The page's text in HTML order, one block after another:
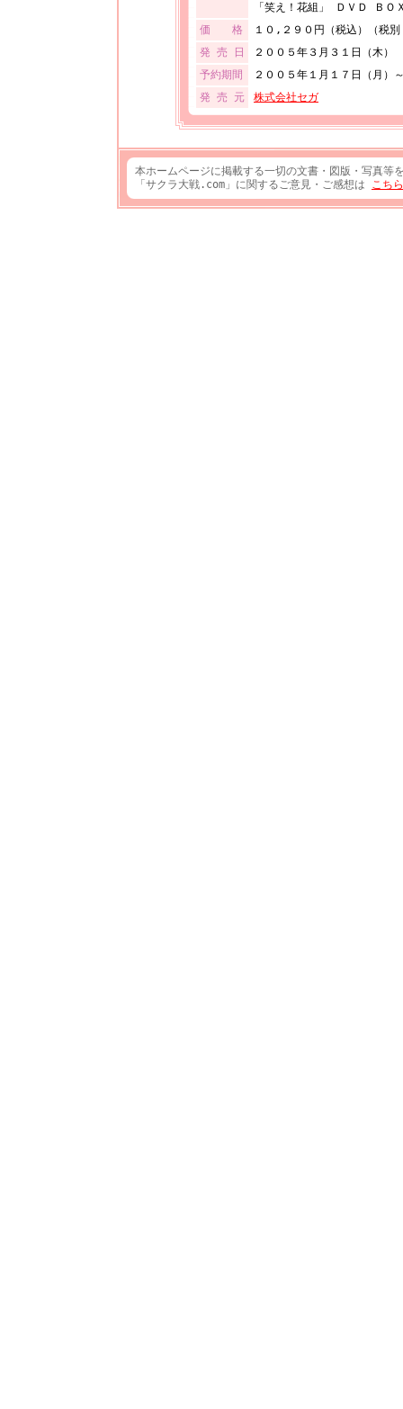
「笑え！花組」 ＤＶＤ ＢＯ
価 格
１０,２９０円（税込）（税
発 売 日
２００５年３月３１日（木）
予約期間
２００５年１月１７日（月）
発 売 元
株式会社セガ
本ホームページに掲載する一切の文書・図版・写真等
「サクラ大戦.com」に関するご意見・ご感想は こちら